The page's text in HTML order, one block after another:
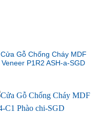
Cửa Gỗ Chống Cháy MDF
Veneer P1R2 ASH-a-SGD